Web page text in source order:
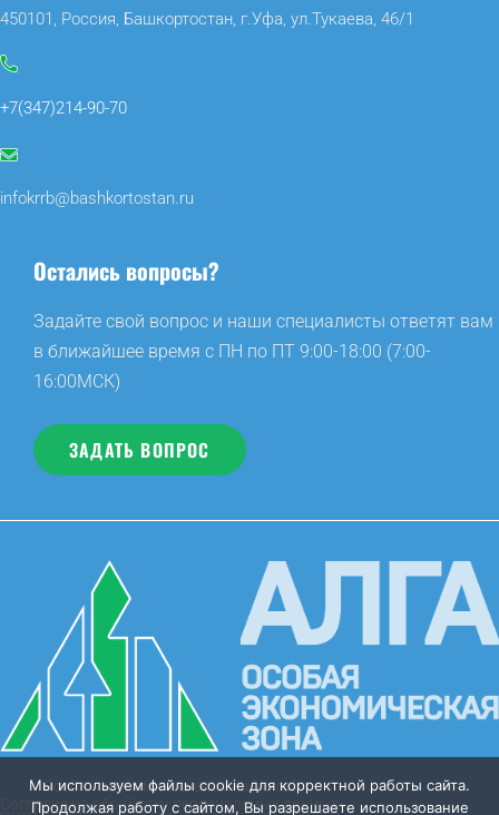
450101, Россия, Башкортостан, г.Уфа, ул.Тукаева, 46/1
+7(347)214-90-70
infokrrb@bashkortostan.ru
Остались вопросы?
Задайте свой вопрос и наши специалисты ответят вам
в ближайшее время с ПН по ПТ 9:00-18:00 (7:00-
16:00МСК)
ЗАДАТЬ ВОПРОС
Особая экономическая зона “Алга”
Согласие на обработку персональных данных
Мы используем файлы cookie для корректной работы сайта.
Продолжая работу с сайтом, Вы разрешаете использование